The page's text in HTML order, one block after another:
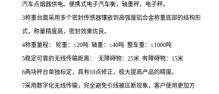
汽车点烟器供电。便携式电子汽车衡，轴重秤，电子秤。
3称重台面采用多个密封传感器镶嵌到高强度铝合金称重底部的结构形
式，称量精度高，密封效果优良。
4称重量程： 轮重：≤20吨 轴重：≤40吨 整车重：≤1000吨
5稳定可靠的无线传输距离： 无障碍物：25米 有障碍物：15米
6两块秤台单独标定，具有10点修正，极大提高产品的精度。
7采用数字化无线传输，完全避免引线被压断现象，客户使用更加方